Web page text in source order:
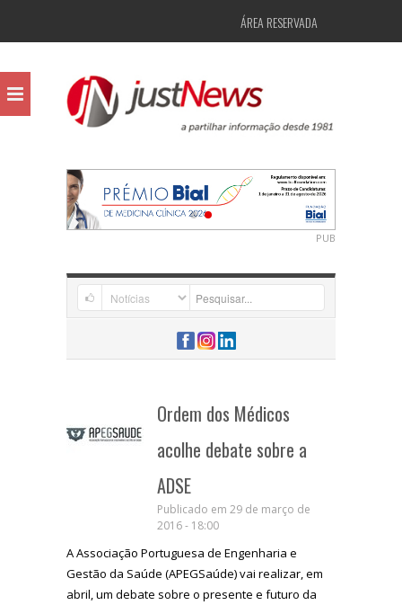
ÁREA RESERVADA
PUB
Ordem dos Médicos
acolhe debate sobre a
ADSE
Publicado em 29 de março de
2016 - 18:00
A Associação Portuguesa de Engenharia e
Gestão da Saúde (APEGSaúde) vai realizar, em
abril, um debate sobre o presente e futuro da